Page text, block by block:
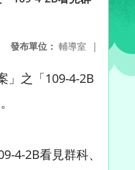
發布單位： 輔導室 |
」之「109-4-2B
4-2B看見群科、